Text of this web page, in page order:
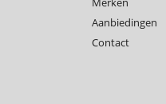
Aanbiedingen
Contact